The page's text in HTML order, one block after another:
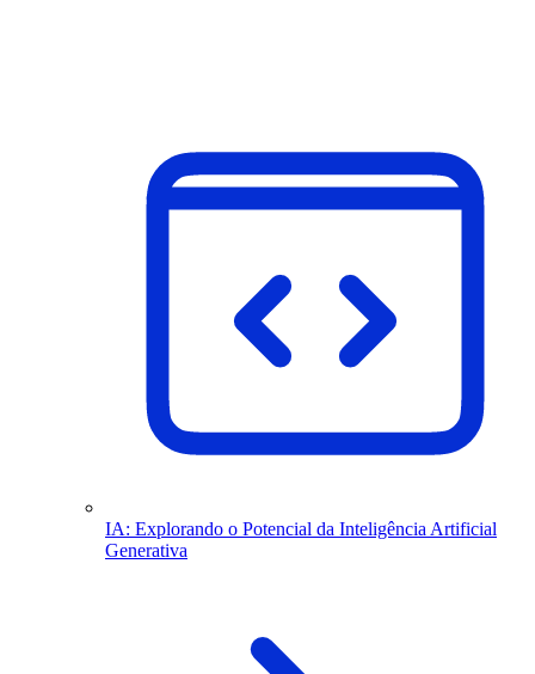
IA: Explorando o Potencial da Inteligência Artificial
Generativa